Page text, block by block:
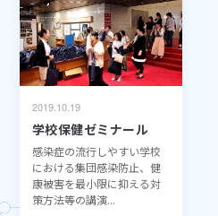
2019.10.19
学校保健ゼミナール
感染症の流行しやすい学校
における集団感染防止、健
康被害を最小限に抑える対
策方法等の講演...